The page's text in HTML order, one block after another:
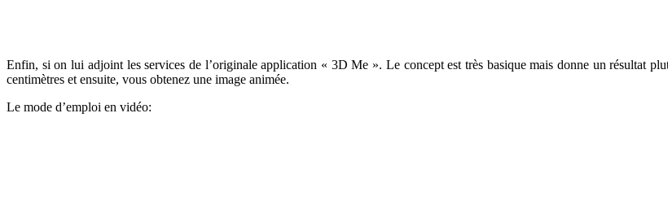
Enfin, si on lui adjoint les services de l’originale application « 3D Me ». Le concept est très basique mais donne un résultat
centimètres et ensuite, vous obtenez une image animée.
Le mode d’emploi en vidéo: